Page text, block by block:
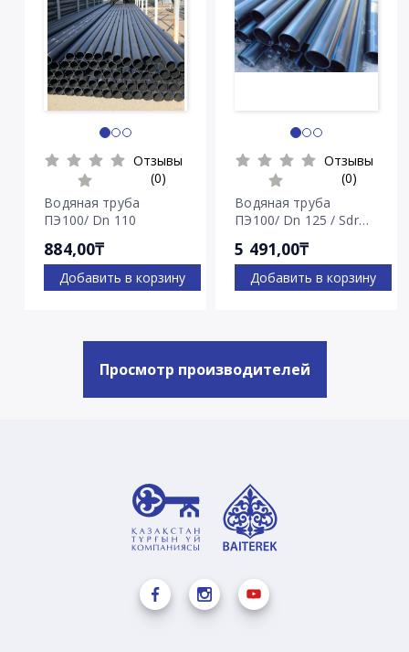
Отзывы
(0)
Водяная труба
ПЭ100/ Dn 110
884,00₸
Добавить в корзину
Отзывы
(0)
Водяная труба
ПЭ100/ Dn 125 / Sdr
5 491,00₸
Добавить в корзину
Просмотр производителей